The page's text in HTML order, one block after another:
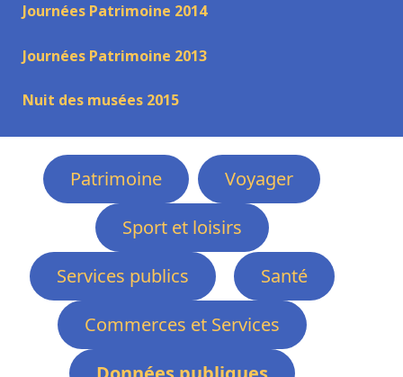
Journées Patrimoine 2014
Journées Patrimoine 2013
Nuit des musées 2015
Patrimoine
Voyager
Sport et loisirs
Services publics
Santé
Commerces et Services